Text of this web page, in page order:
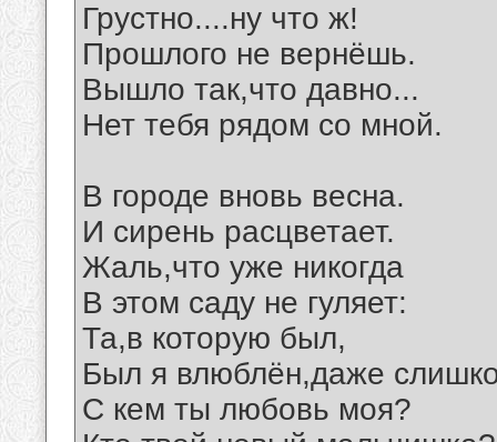
Грустно....ну что ж!
Прошлого не вернёшь.
Вышло так,что давно...
Нет тебя рядом со мной.
В городе вновь весна.
И сирень расцветает.
Жаль,что уже никогда
В этом саду не гуляет:
Та,в которую был,
Был я влюблён,даже
С кем ты любовь моя?